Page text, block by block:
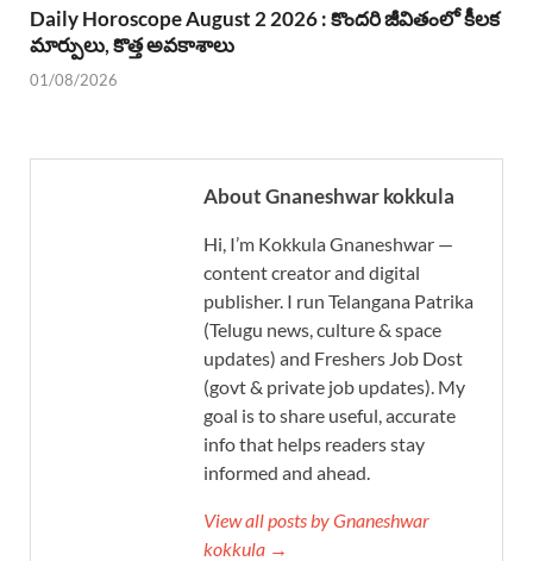
Daily Horoscope August 2 2026 : కొందరి జీవితంలో కీలక
మార్పులు, కొత్త అవకాశాలు
01/08/2026
About Gnaneshwar kokkula
Hi, I’m Kokkula Gnaneshwar —
content creator and digital
publisher. I run Telangana Patrika
(Telugu news, culture & space
updates) and Freshers Job Dost
(govt & private job updates). My
goal is to share useful, accurate
info that helps readers stay
informed and ahead.
View all posts by Gnaneshwar
kokkula →